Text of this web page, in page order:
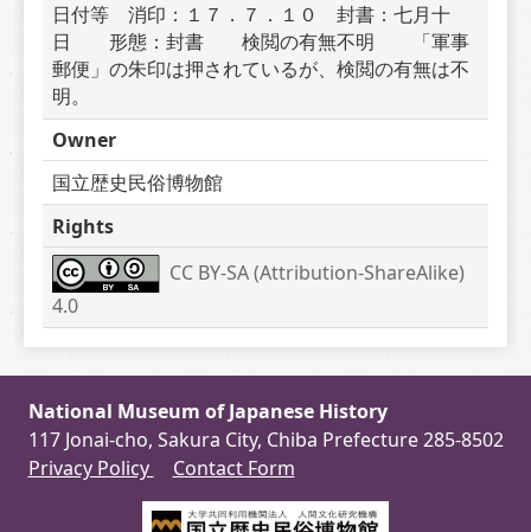
日付等　消印：１７．７．１０　封書：七月十
日　　形態：封書　　検閲の有無不明　　「軍事
郵便」の朱印は押されているが、検閲の有無は不
明。
Owner
国立歴史民俗博物館
Rights
CC BY-SA (Attribution-ShareAlike)
4.0
National Museum of Japanese History
117 Jonai-cho, Sakura City, Chiba Prefecture 285-8502
Privacy Policy
Contact Form